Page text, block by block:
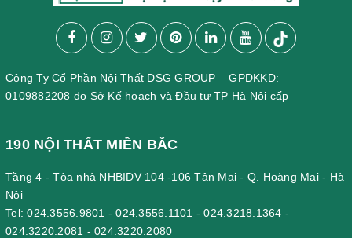
Công Ty Cổ Phần Nội Thất DSG GROUP – GPDKKD:
0109882208 do Sở Kế hoạch và Đầu tư TP Hà Nội cấp
190 NỘI THẤT MIỀN BẮC
Tầng 4 - Tòa nhà NHBIDV 104 -106 Tân Mai - Q. Hoàng Mai - Hà
Nội
Tel:024.3556.9801 -024.3556.1101 -024.3218.1364 -
024.3220.2081 - 024.3220.2080